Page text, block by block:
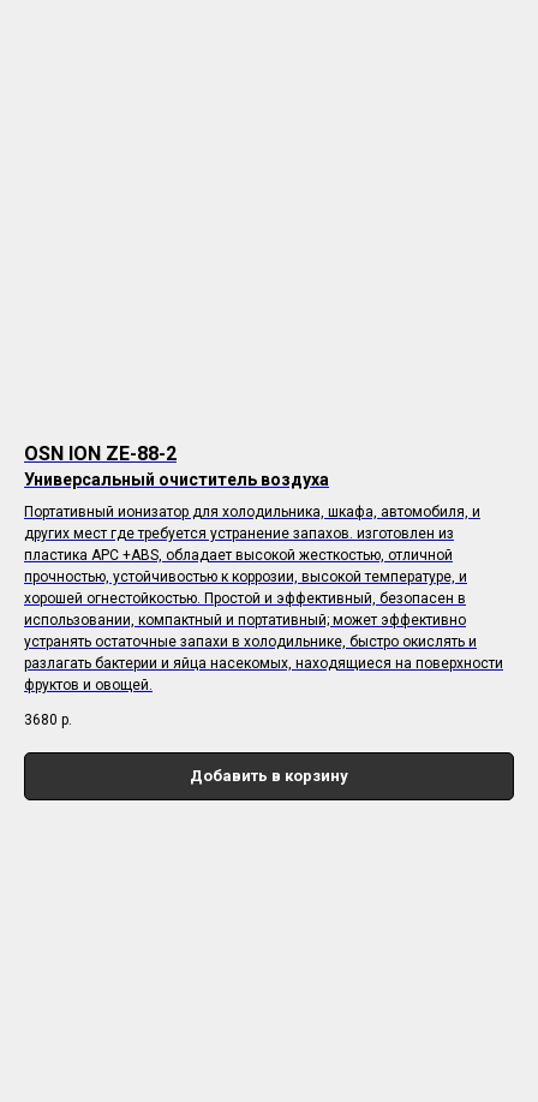
OSN ION ZE-88-2
Универсальный очиститель воздуха
Портативный ионизатор для холодильника, шкафа, автомобиля, и
других мест где требуется устранение запахов. изготовлен из
пластика APC +ABS, обладает высокой жесткостью, отличной
прочностью, устойчивостью к коррозии, высокой температуре, и
хорошей огнестойкостью. Простой и эффективный, безопасен в
использовании, компактный и портативный; может эффективно
устранять остаточные запахи в холодильнике, быстро окислять и
разлагать бактерии и яйца насекомых, находящиеся на поверхности
фруктов и овощей.
3680 р.
Добавить в корзину